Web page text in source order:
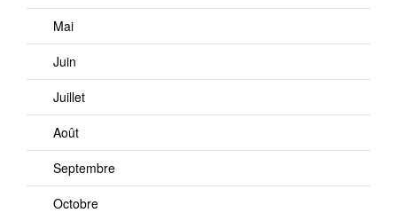
Mai
Juin
Juillet
Août
Septembre
Octobre